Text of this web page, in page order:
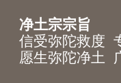
净土宗宗旨
信受弥陀救度
愿生弥陀净土